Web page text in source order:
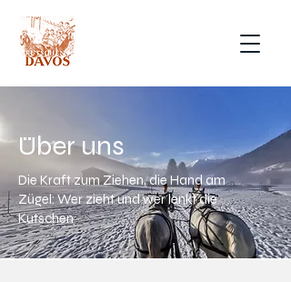
Über uns
Die Kraft zum Ziehen, die Hand am
Zügel: Wer zieht und wer lenkt die
Kutschen